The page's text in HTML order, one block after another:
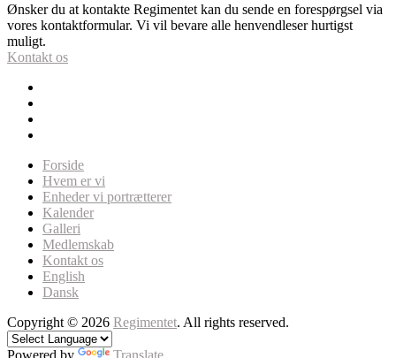
Ønsker du at kontakte Regimentet kan du sende en forespørgsel via
vores kontaktformular. Vi vil bevare alle henvendleser hurtigst
muligt.
Kontakt os
Forside
Hvem er vi
Enheder vi portrætterer
Kalender
Galleri
Medlemskab
Kontakt os
English
Dansk
Copyright © 2026 Regimentet. All rights reserved.
Powered by Translate